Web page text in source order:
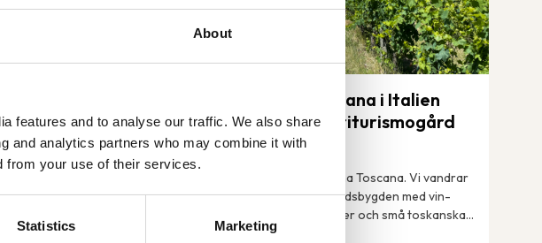
About
features and to analyse our traffic. We also share
and analytics partners who may combine it with
from your use of their services.
Statistics Marketing
Här kommer vi
Med...
Vandringsresa till Toscana i Italien
med boende på en Agriturismogård
4-10 okt 2026
Denna resa tar dig med till genuina Toscana. Vi vandrar
genom den vackra toskanska landsbygden med vin-
och olivodlingar, stora åkermarker och små toskanska
byar. Vi får uppleva det riktiga och lokala...